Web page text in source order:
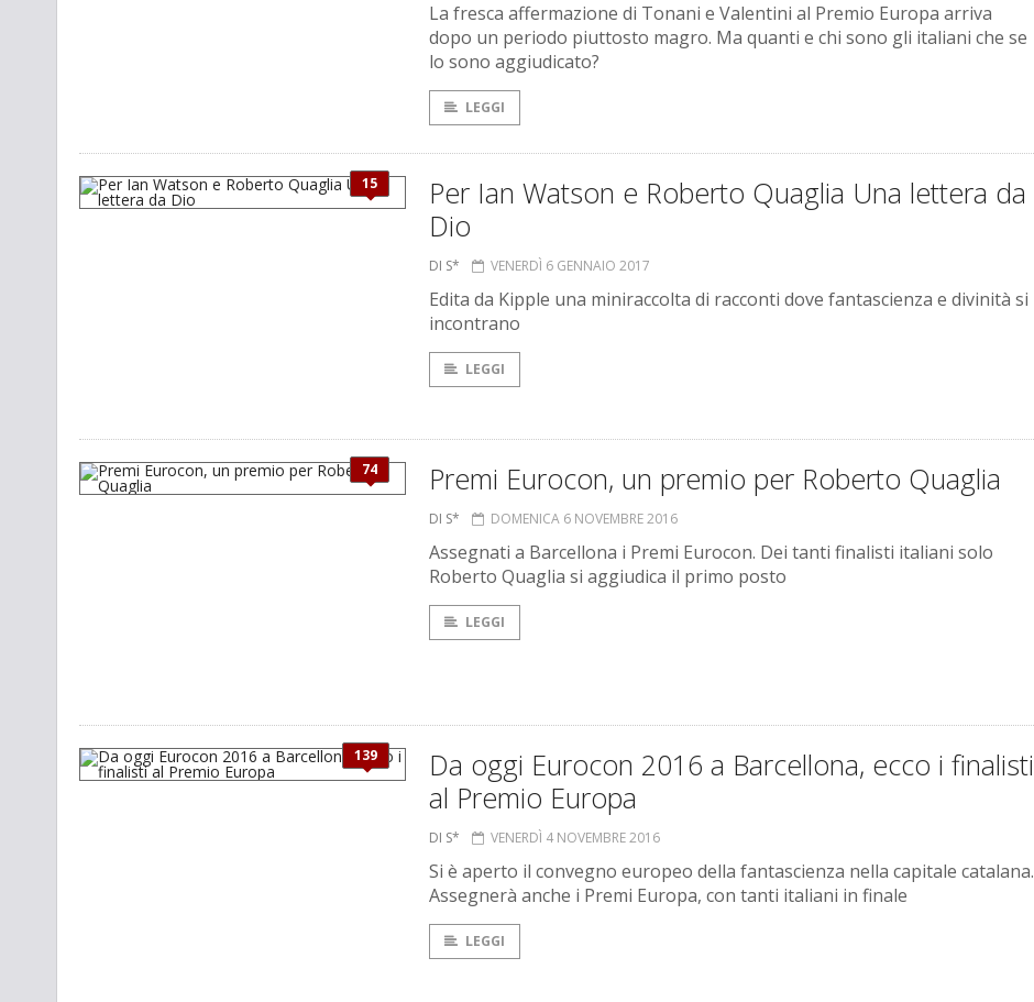
La fresca affermazione di Tonani e Valentini al Premio Europa arriva
dopo un periodo piuttosto magro. Ma quanti e chi sono gli italiani che se
lo sono aggiudicato?
LEGGI
15
Per Ian Watson e Roberto Quaglia Una lettera da
Dio
DI S* VENERDÌ 6 GENNAIO 2017
Edita da Kipple una miniraccolta di racconti dove fantascienza e divinità si
incontrano
LEGGI
74 Premi Eurocon, un premio per Roberto Quaglia
DI S* DOMENICA 6 NOVEMBRE 2016
Assegnati a Barcellona i Premi Eurocon. Dei tanti finalisti italiani solo
Roberto Quaglia si aggiudica il primo posto
LEGGI
139
Da oggi Eurocon 2016 a Barcellona, ecco i finalisti
al Premio Europa
DI S* VENERDÌ 4 NOVEMBRE 2016
Si è aperto il convegno europeo della fantascienza nella capitale catalana.
Assegnerà anche i Premi Europa, con tanti italiani in finale
LEGGI